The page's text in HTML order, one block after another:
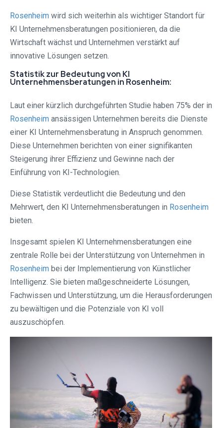
Rosenheim wird sich weiterhin als wichtiger Standort für
KI Unternehmensberatungen positionieren, da die
Wirtschaft wächst und Unternehmen verstärkt auf
innovative Lösungen setzen.
Statistik zur Bedeutung von KI
Unternehmensberatungen in Rosenheim:
Laut einer kürzlich durchgeführten Studie haben 75% der in
Rosenheim ansässigen Unternehmen bereits die Dienste
einer KI Unternehmensberatung in Anspruch genommen.
Diese Unternehmen berichten von einer signifikanten
Steigerung ihrer Effizienz und Gewinne nach der
Einführung von KI-Technologien.
Diese Statistik verdeutlicht die Bedeutung und den
Mehrwert, den KI Unternehmensberatungen in Rosenheim
bieten.
Insgesamt spielen KI Unternehmensberatungen eine
zentrale Rolle bei der Unterstützung von Unternehmen in
Rosenheim bei der Implementierung von Künstlicher
Intelligenz. Sie bieten maßgeschneiderte Lösungen,
Fachwissen und Unterstützung, um die Herausforderungen
zu bewältigen und die Potenziale von KI voll
auszuschöpfen.